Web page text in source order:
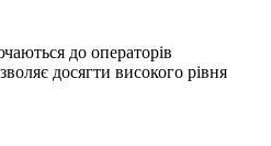
до операторів
досягти високого рівня